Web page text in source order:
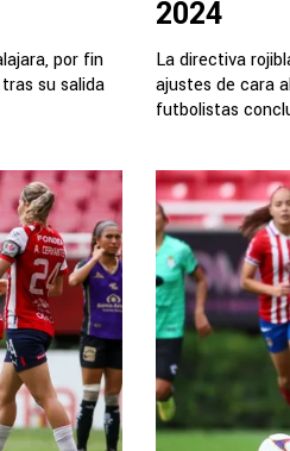
por fin
su salida
2024
La directiva
ajustes de cara
futbolistas